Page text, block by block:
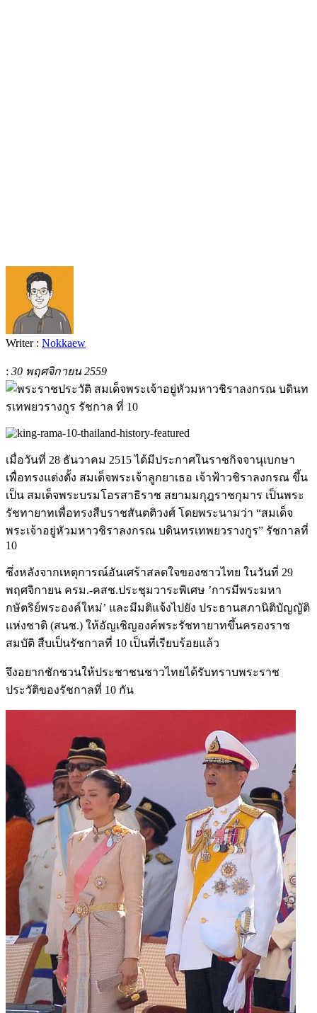
Writer : Nokkaew
: 30 พฤศจิกายน 2559
เมื่อวันที่ 28 ธันวาคม 2515 ได้มีประกาศในราชกิจจานุเบกษา
เพื่อทรงแต่งตั้ง สมเด็จพระเจ้าลูกยาเธอ เจ้าฟ้าวชิราลงกรณ ขึ้น
เป็น สมเด็จพระบรมโอรสาธิราช สยามมกุฎราชกุมาร เป็นพระ
รัชทายาทเพื่อทรงสืบราชสันตติวงศ์ โดยพระนามว่า “สมเด็จ
พระเจ้าอยู่หัวมหาวชิราลงกรณ บดินทรเทพยวรางกูร” รัชกาลที่
10
ซึ่งหลังจากเหตุการณ์อันเศร้าสลดใจของชาวไทย ในวันที่ 29
พฤศจิกายน ครม.-คสช.ประชุมวาระพิเศษ ’การมีพระมหา
กษัตริย์พระองค์ใหม่’ และมีมติแจ้งไปยัง ประธานสภานิติบัญญัติ
แห่งชาติ (สนช.) ให้อัญเชิญองค์พระรัชทายาทขึ้นครองราช
สมบัติ สืบเป็นรัชกาลที่ 10 เป็นที่เรียบร้อยแล้ว
จึงอยากชักชวนให้ประชาชนชาวไทยได้รับทราบพระราช
ประวัติของรัชกาลที่ 10 กัน